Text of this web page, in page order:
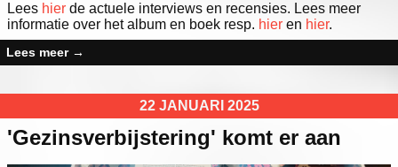
Lees hier de actuele interviews en recensies. Lees meer
informatie over het album en boek resp. hier en hier.
Lees meer →
22 JANUARI 2025
'Gezinsverbijstering' komt er aan